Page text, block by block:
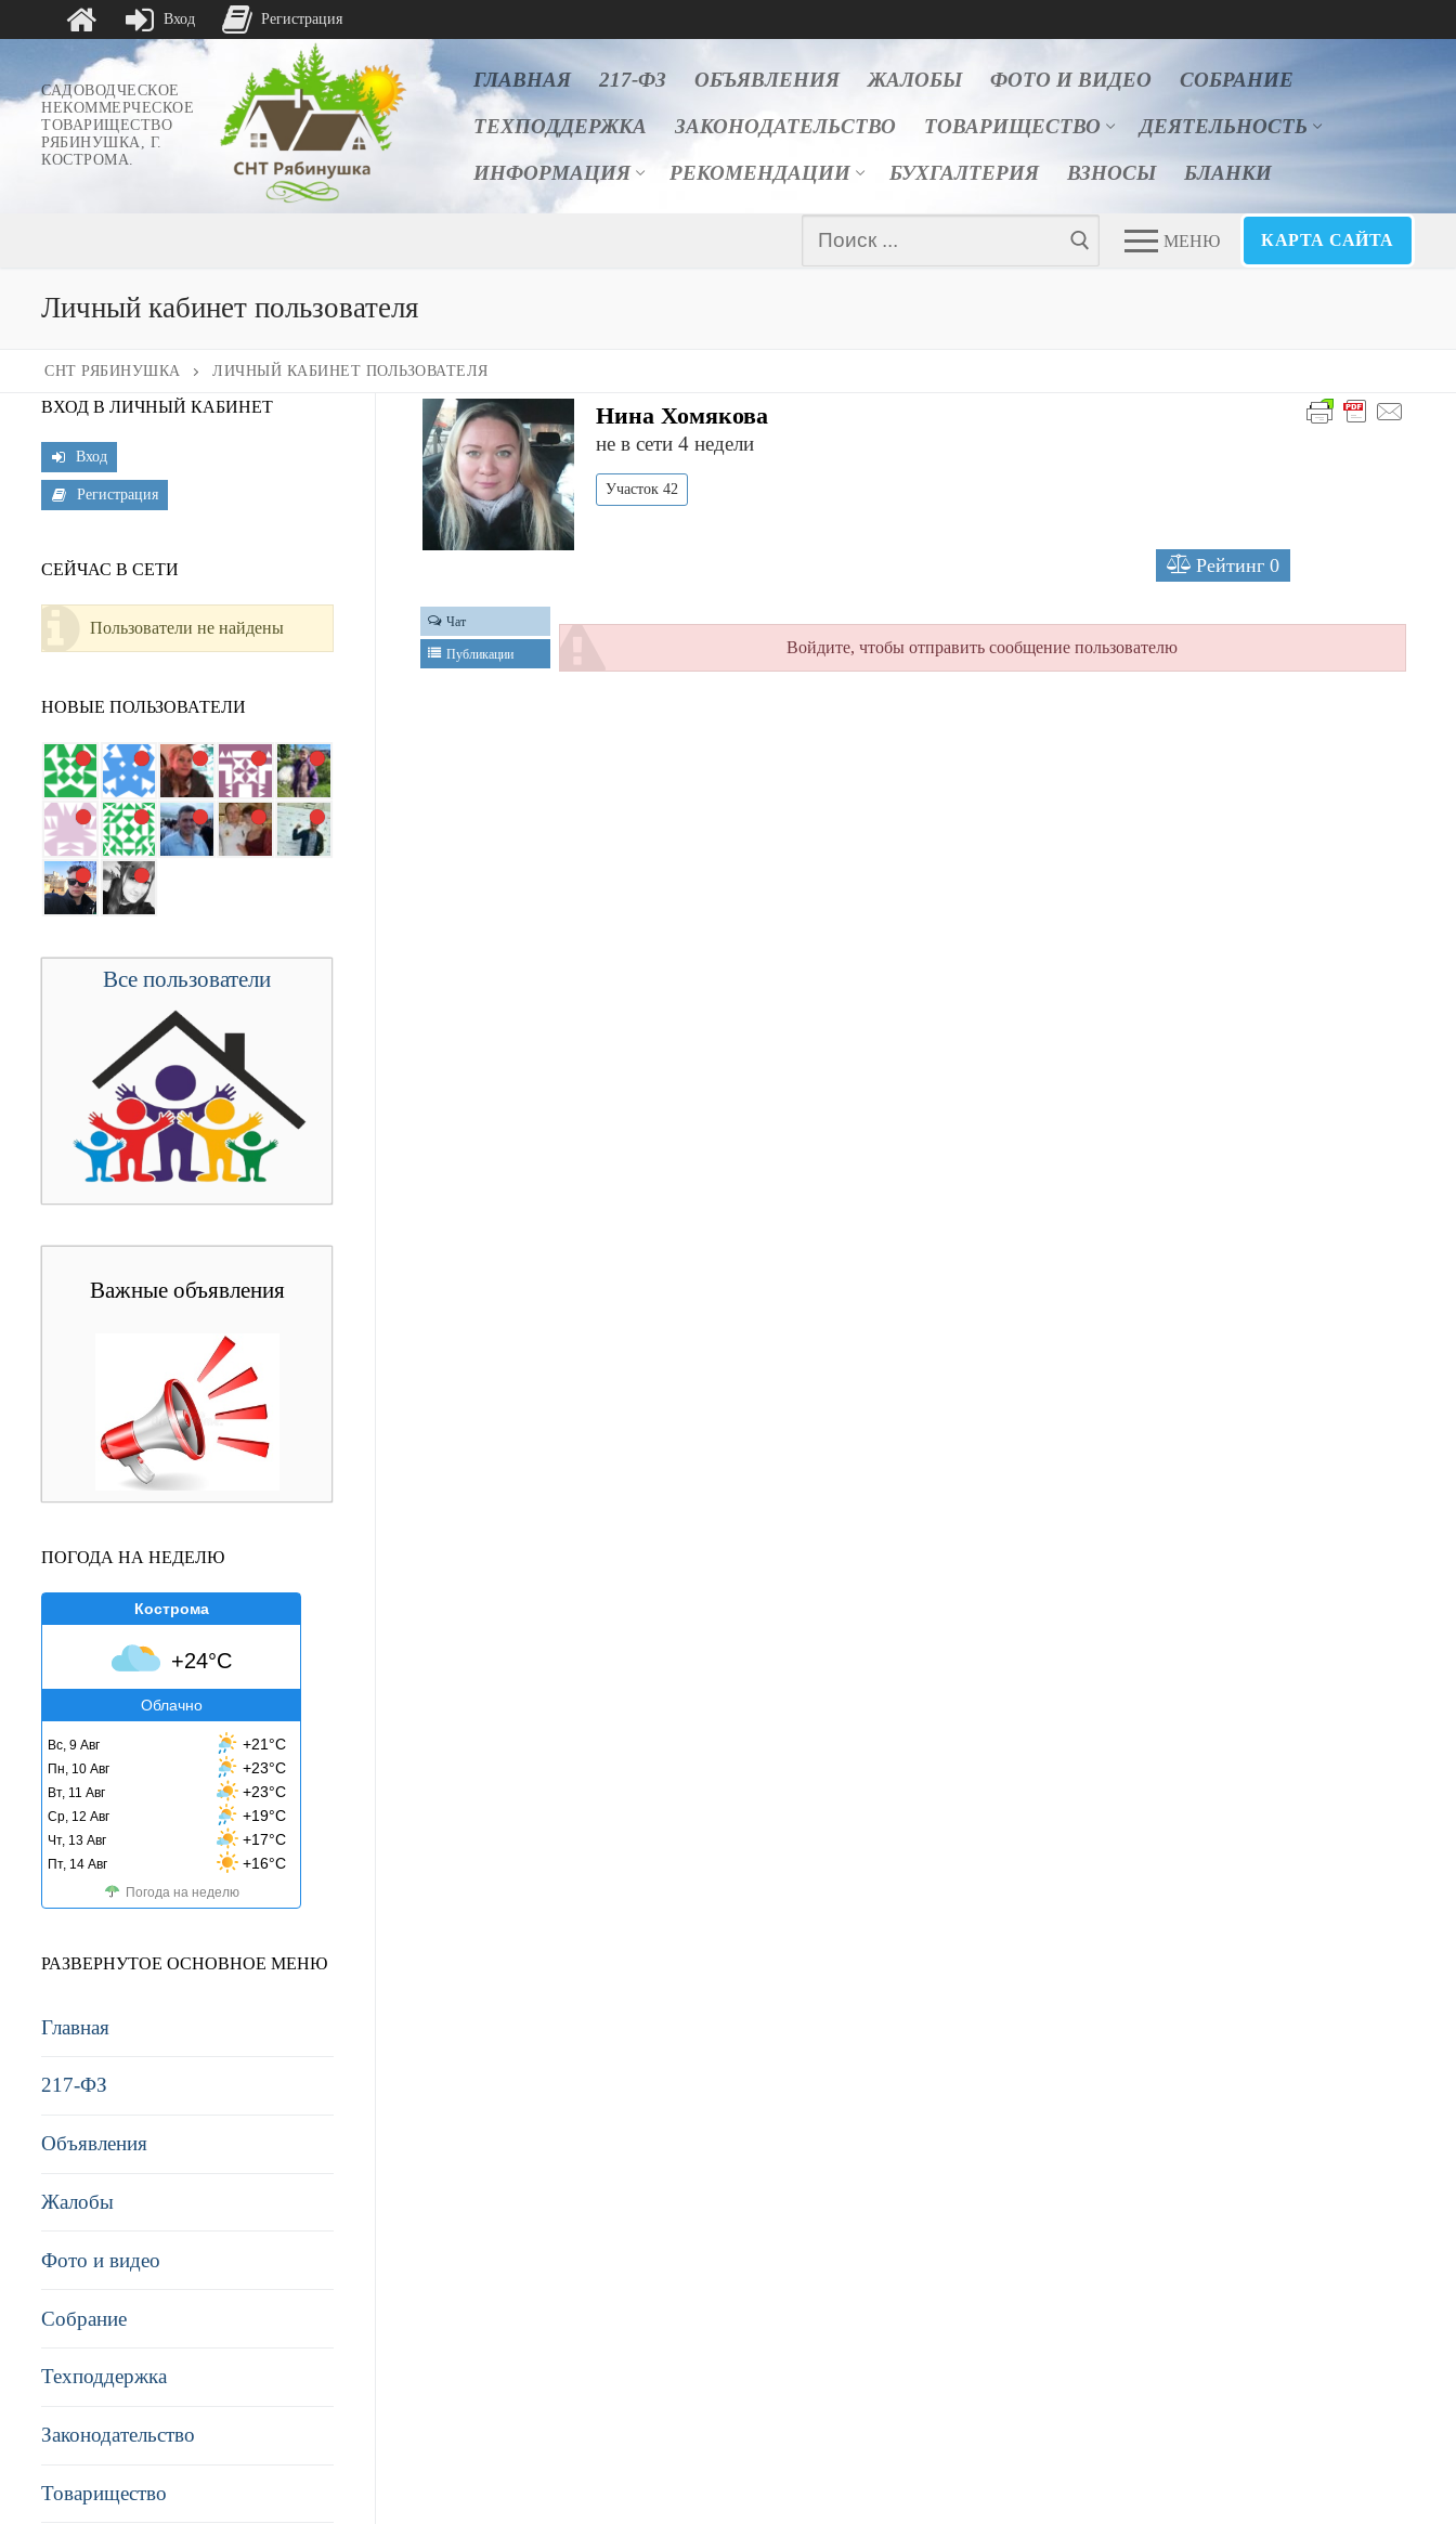
содержимому
САДОВОДЧЕСКОЕ
НЕКОММЕРЧЕСКОЕ
ТОВАРИЩЕСТВО
РЯБИНУШКА, Г.
КОСТРОМА.
ГЛАВНАЯ 217-ФЗ ОБЪЯВЛЕНИЯ ЖАЛОБЫ ФОТО И ВИДЕО СОБРАНИЕ
ТЕХПОДДЕРЖКА ЗАКОНОДАТЕЛЬСТВО ТОВАРИЩЕСТВО ДЕЯТЕЛЬНОСТЬ
ИНФОРМАЦИЯ РЕКОМЕНДАЦИИ БУХГАЛТЕРИЯ ВЗНОСЫ БЛАНКИ
Найти: МЕНЮ КАРТА САЙТА
Личный кабинет пользователя
СНТ РЯБИНУШКА ЛИЧНЫЙ КАБИНЕТ ПОЛЬЗОВАТЕЛЯ
Нина Хомякова
не в сети 4 недели
Участок 42
Рейтинг 0
Чат
Публикации Войдите, чтобы отправить сообщение пользователю
ВХОД В ЛИЧНЫЙ КАБИНЕТ
Вход
Регистрация
СЕЙЧАС В СЕТИ
Пользователи не найдены
НОВЫЕ ПОЛЬЗОВАТЕЛИ
Все пользователи
Важные объявления
ПОГОДА НА НЕДЕЛЮ
Кострома
+24°C
Облачно
Вс, 9 Авг +21°C
Пн, 10 Авг +23°C
Вт, 11 Авг +23°C
Ср, 12 Авг +19°C
Чт, 13 Авг +17°C
Пт, 14 Авг +16°C
Погода на неделю
РАЗВЕРНУТОЕ ОСНОВНОЕ МЕНЮ
Главная
217-ФЗ
Объявления
Жалобы
Фото и видео
Собрание
Техподдержка
Законодательство
Товарищество
Вход Регистрация